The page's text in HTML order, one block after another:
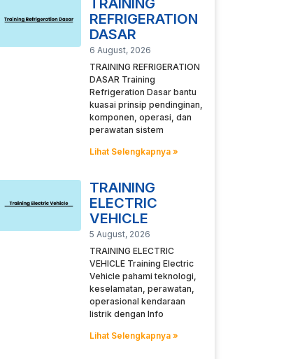
TRAINING
REFRIGERATION
DASAR
6 August, 2026
TRAINING REFRIGERATION
DASAR Training
Refrigeration Dasar bantu
kuasai prinsip pendinginan,
komponen, operasi, dan
perawatan sistem
Lihat Selengkapnya »
TRAINING
ELECTRIC
VEHICLE
5 August, 2026
TRAINING ELECTRIC
VEHICLE Training Electric
Vehicle pahami teknologi,
keselamatan, perawatan,
operasional kendaraan
listrik dengan Info
Lihat Selengkapnya »